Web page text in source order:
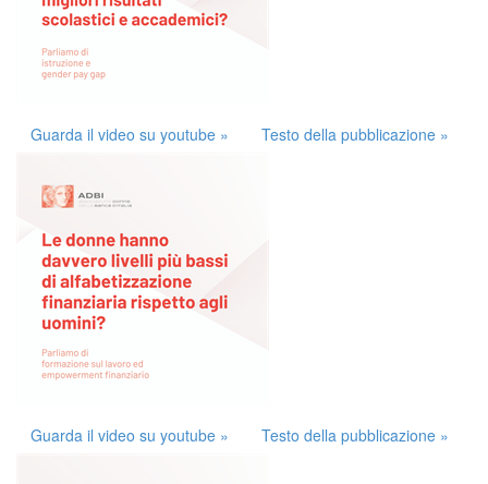
Guarda il video su youtube » Testo della pubblicazione »
Guarda il video su youtube » Testo della pubblicazione »